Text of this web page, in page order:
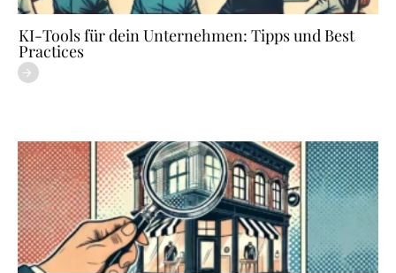
KI-Tools für dein Unternehmen: Tipps und Best
Practices